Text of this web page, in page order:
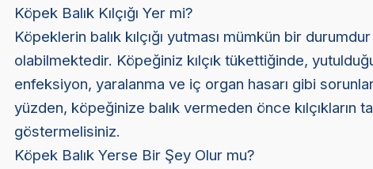
Köpek Balık Kılçığı Yer mi?
Köpeklerin balık kılçığı yutması mümkün bir
olabilmektedir. Köpeğiniz kılçık tükettiğinde,
enfeksiyon, yaralanma ve iç organ hasarı gibi
yüzden, köpeğinize balık vermeden önce kılçıkların
göstermelisiniz.
Köpek Balık Yerse Bir Şey Olur mu?